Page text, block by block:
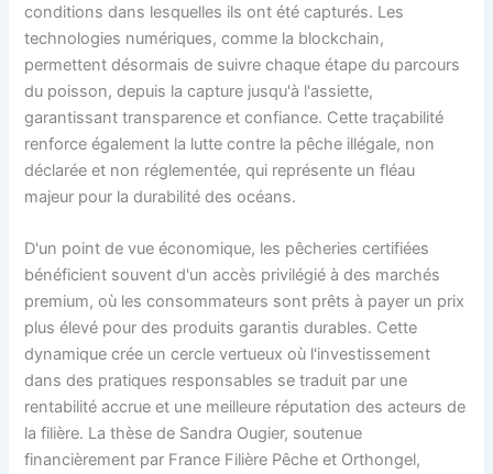
conditions dans lesquelles ils ont été capturés. Les
technologies numériques, comme la blockchain,
permettent désormais de suivre chaque étape du parcours
du poisson, depuis la capture jusqu'à l'assiette,
garantissant transparence et confiance. Cette traçabilité
renforce également la lutte contre la pêche illégale, non
déclarée et non réglementée, qui représente un fléau
majeur pour la durabilité des océans.
D'un point de vue économique, les pêcheries certifiées
bénéficient souvent d'un accès privilégié à des marchés
premium, où les consommateurs sont prêts à payer un prix
plus élevé pour des produits garantis durables. Cette
dynamique crée un cercle vertueux où l'investissement
dans des pratiques responsables se traduit par une
rentabilité accrue et une meilleure réputation des acteurs de
la filière. La thèse de Sandra Ougier, soutenue
financièrement par France Filière Pêche et Orthongel,